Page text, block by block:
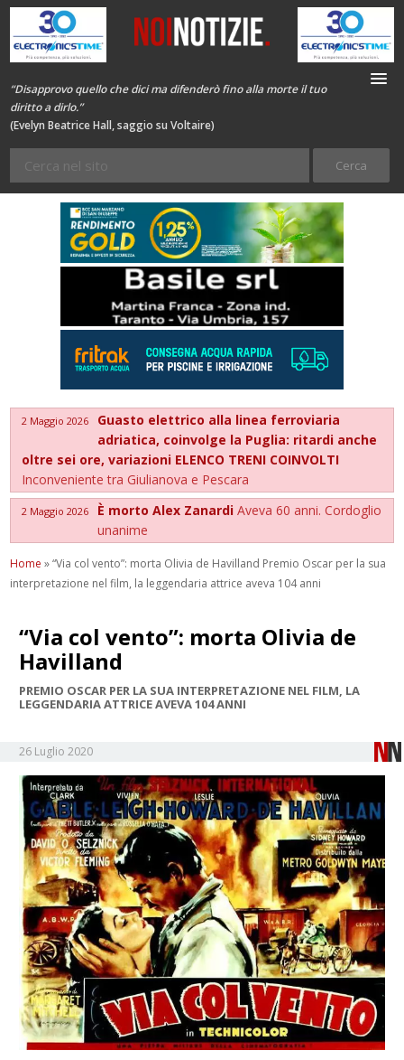
“Disapprovo quello che dici ma difenderò fino alla morte il tuo
diritto a dirlo.”
(Evelyn Beatrice Hall, saggio su Voltaire)
2 Maggio 2026
Guasto elettrico alla linea ferroviaria
adriatica, coinvolge la Puglia: ritardi anche
oltre sei ore, variazioni ELENCO TRENI COINVOLTI
Inconveniente tra Giulianova e Pescara
2 Maggio 2026 È morto Alex ZanardiAveva 60 anni. Cordoglio
unanime
Home »“Via col vento”: morta Olivia de Havilland Premio Oscar per la sua
interpretazione nel film, la leggendaria attrice aveva 104 anni
“Via col vento”: morta Olivia de
Havilland
PREMIO OSCAR PER LA SUA INTERPRETAZIONE NEL FILM, LA
LEGGENDARIA ATTRICE AVEVA 104 ANNI
26 Luglio 2020